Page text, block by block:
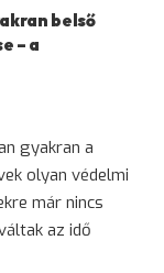
belső
– a
gyakran a
olyan védelmi
már nincs
az idő